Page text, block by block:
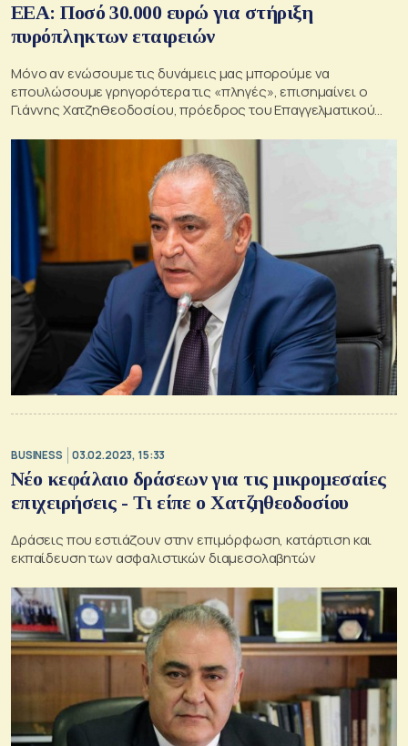
ΕΕΑ: Ποσό 30.000 ευρώ για στήριξη
πυρόπληκτων εταιρειών
Μόνο αν ενώσουμε τις δυνάμεις μας μπορούμε να
επουλώσουμε γρηγορότερα τις «πληγές», επισημαίνει ο
Γιάννης Χατζηθεοδοσίου, πρόεδρος του Επαγγελματικού
BUSINESS 03.02.2023, 15:33
Νέο κεφάλαιο δράσεων για τις μικρομεσαίες
επιχειρήσεις - Τι είπε ο Χατζηθεοδοσίου
Δράσεις που εστιάζουν στην επιμόρφωση, κατάρτιση και
εκπαίδευση των ασφαλιστικών διαμεσολαβητών